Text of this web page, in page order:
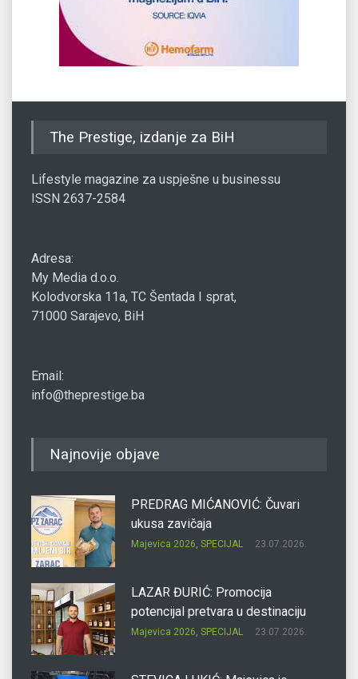
The Prestige, izdanje za BiH
Lifestyle magazine za uspješne u businessu
ISSN 2637-2584
Adresa:
My Media d.o.o.
Kolodvorska 11a, TC Šentada I sprat,
71000 Sarajevo, BiH
Email:
info@theprestige.ba
Najnovije objave
PREDRAG MIĆANOVIĆ: Čuvari
ukusa zavičaja
Majevica 2026, SPECIJAL 23.07.2026.
LAZAR ĐURIĆ: Promocija
potencijal pretvara u destinaciju
Majevica 2026, SPECIJAL 23.07.2026.